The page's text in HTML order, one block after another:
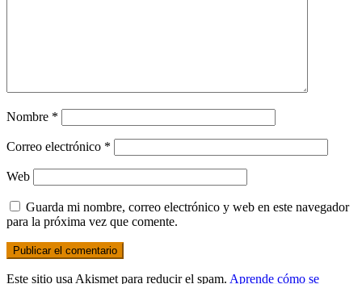
Nombre *
Correo electrónico *
Web
Guarda mi nombre, correo electrónico y web en este navegador
para la próxima vez que comente.
Este sitio usa Akismet para reducir el spam. Aprende cómo se